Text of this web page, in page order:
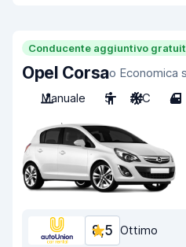
Conducente aggiuntivo
Opel Corsao Economica
Manuale
5 A/C 4
8,5 Ottimo